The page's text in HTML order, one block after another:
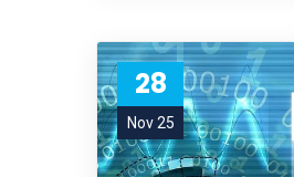
28
Nov 25